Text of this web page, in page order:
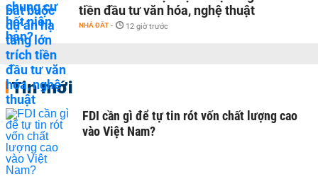
tiền đầu tư văn hóa, nghệ thuật
NHÀ ĐẤT - 12 giờ trước
Tin mới
FDI cần gì để tự tin rót vốn chất lượng cao
vào Việt Nam?